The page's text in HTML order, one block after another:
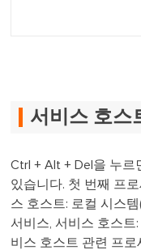
서비스 호스
Ctrl + Alt + Del을 누르
있습니다. 첫 번째 프
스 호스트: 로컬 시스
서비스, 서비스 호스트
비스 호스트 관련 프